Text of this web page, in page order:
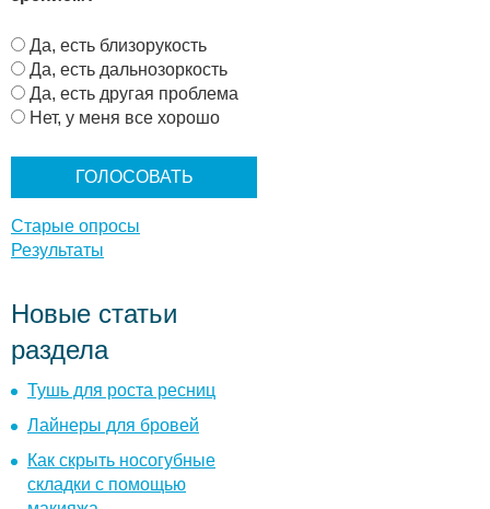
В
а
р
и
Да, есть близорукость
Да, есть дальнозоркость
Да, есть другая проблема
Нет, у меня все хорошо
Старые опросы
Результаты
Новые статьи
раздела
Тушь для роста ресниц
Лайнеры для бровей
Как скрыть носогубные
складки с помощью